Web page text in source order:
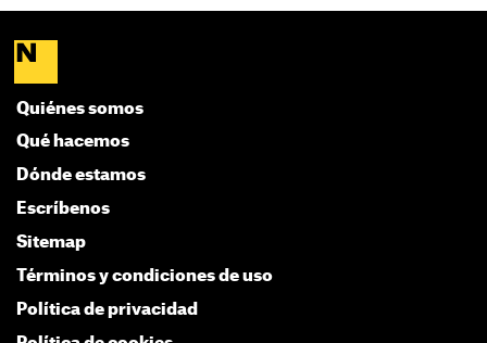
Quiénes somos
Qué hacemos
Dónde estamos
Escríbenos
Sitemap
Términos y condiciones de uso
Política de privacidad